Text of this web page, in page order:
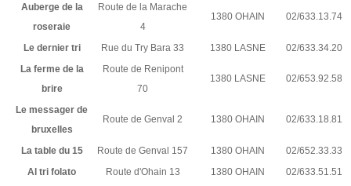
Auberge de la
roseraie
Route de la Marache
4
1380 OHAIN 02/633.13.74
Le dernier tri Rue du Try Bara 33 1380 LASNE
02/633.34.20
La ferme de la
brire
Route de Renipont
70
1380 LASNE 02/653.92.58
Le messager de
bruxelles
Route de Genval 2 1380 OHAIN 02/633.18.81
La table du 15 Route de Genval 157 1380 OHAIN
02/652.33.33
Al tri folato
Route d'Ohain 13 1380 OHAIN 02/633.51.51